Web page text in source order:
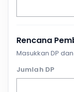
Rencana
Masukkan DP
Jumlah DP